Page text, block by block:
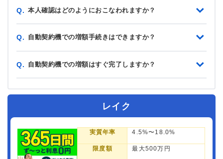
Q. 本人確認はどのようにおこなわれますか？
Q. 自動契約機での増額手続きはできますか？
Q. 自動契約機での増額はすぐ完了しますか？
レイク
実質年率 4.5%〜18.0%
限度額 最大500万円